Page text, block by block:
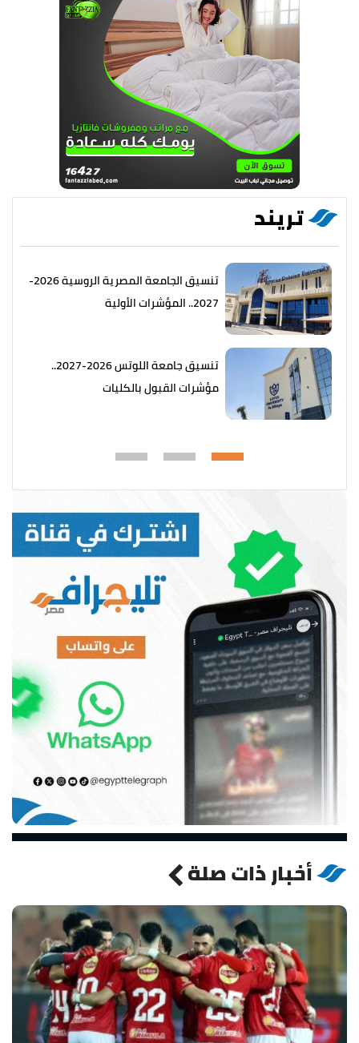
تريند
تنسيق الجامعة المصرية الروسية 2026-
2027.. المؤشرات الأولية
تنسيق جامعة اللوتس 2026-2027..
مؤشرات القبول بالكليات
أخبار ذات صلة